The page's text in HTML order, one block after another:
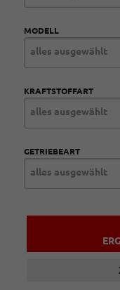
MODELL
alles ausgewählt
KRAFTSTOFFART
alles ausgewählt
GETRIEBEART
alles ausgewählt